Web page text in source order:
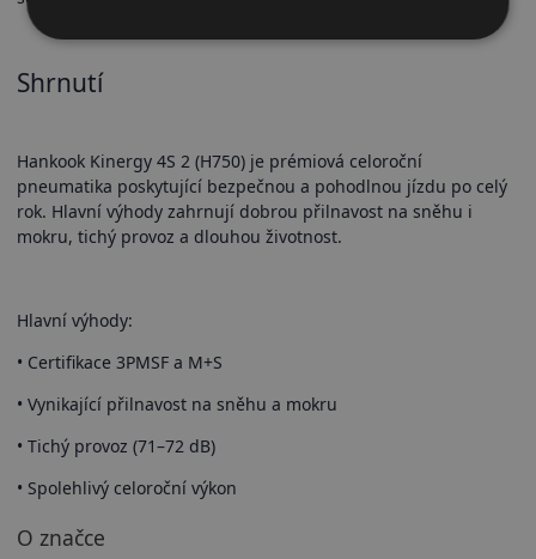
Shrnutí
Hankook Kinergy 4S 2 (H750) je prémiová celoroční
pneumatika poskytující bezpečnou a pohodlnou jízdu po celý
rok. Hlavní výhody zahrnují dobrou přilnavost na sněhu i
mokru, tichý provoz a dlouhou životnost.
Hlavní výhody:
• Certifikace 3PMSF a M+S
• Vynikající přilnavost na sněhu a mokru
• Tichý provoz (71–72 dB)
• Spolehlivý celoroční výkon
O značce